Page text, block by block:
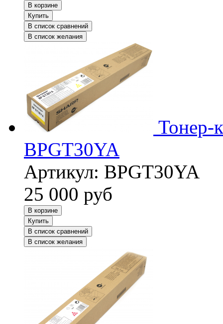
В корзине
Купить
В список сравнений
В список желания
Тонер-
BPGT30YA
Артикул: BPGT30YA
25 000 руб
В корзине
Купить
В список сравнений
В список желания